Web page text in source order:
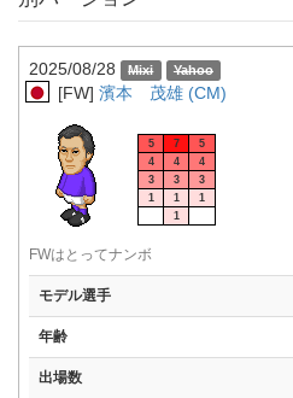
2025/08/28
[FW] 濱本 茂雄 (CM)
5 7
5
4
4
4
3
3
3
1
1
1
1
FWはとってナンボ
モデル選手
年齢
出場数